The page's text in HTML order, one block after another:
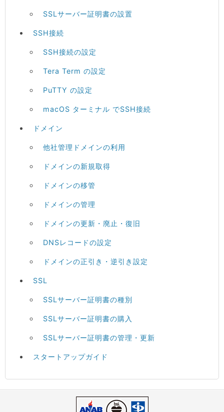
SSLサーバー証明書の設置
SSH接続
SSH接続の設定
Tera Term の設定
PuTTY の設定
macOS ターミナル でSSH接続
ドメイン
他社管理ドメインの利用
ドメインの新規取得
ドメインの移管
ドメインの管理
ドメインの更新・廃止・復旧
DNSレコードの設定
ドメインの正引き・逆引き設定
SSL
SSLサーバー証明書の種別
SSLサーバー証明書の購入
SSLサーバー証明書の管理・更新
スタートアップガイド